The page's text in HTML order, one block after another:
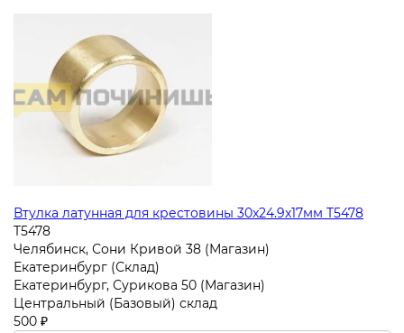
Втулка латунная для крестовины 30x24.9x17мм T5478
T5478
Челябинск, Сони Кривой 38 (Магазин)
Екатеринбург (Склад)
Екатеринбург, Сурикова 50 (Магазин)
Центральный (Базовый) склад
500 ₽